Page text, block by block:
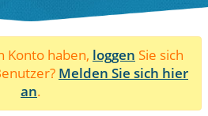
Konto haben, loggen Sie sich
Melden Sie sich hier
an.